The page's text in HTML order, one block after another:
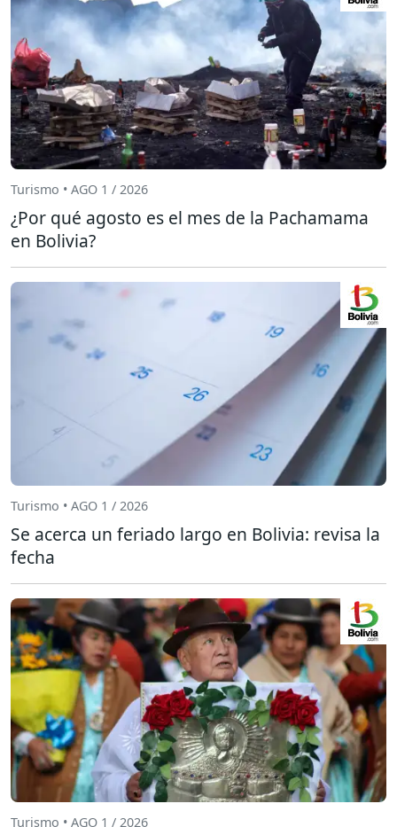
Turismo • AGO 1 / 2026
¿Por qué agosto es el mes de la Pachamama
en Bolivia?
Turismo • AGO 1 / 2026
Se acerca un feriado largo en Bolivia: revisa la
fecha
Turismo • AGO 1 / 2026